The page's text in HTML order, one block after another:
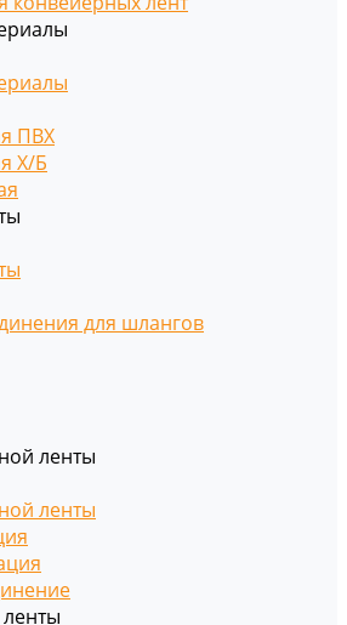
ПВХ
Х/Б
для шлангов
ленты
ленты